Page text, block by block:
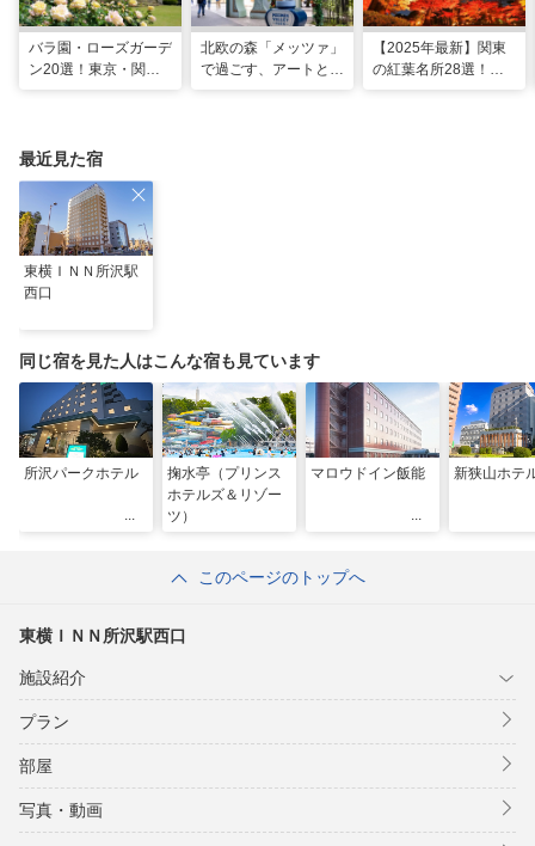
バラ園・ローズガーデ
ン20選！東京・関東
北欧の森「メッツァ」
で過ごす、アートとム
【2025年最新】関東
の紅葉名所28選！
最近見た宿
東横ＩＮＮ所沢駅
西口
同じ宿を見た人はこんな宿も見ています
所沢パークホテル
掬水亭（プリンス
ホテルズ＆リゾー
ツ）
マロウドイン飯能 新狭山ホテ
このページのトップへ
東横ＩＮＮ所沢駅西口
施設紹介
プラン
部屋
写真・動画